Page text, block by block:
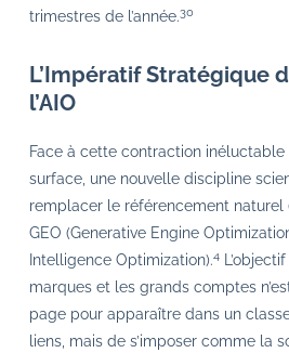
trimestres de l’année.30
L’Impératif Stratégique
l’AIO
Face à cette contraction
surface, une nouvelle discipline
remplacer le référencement naturel
GEO (Generative Engine
Intelligence Optimization).4
marques et les grands comptes
page pour apparaître dans un
liens, mais de s’imposer comme la